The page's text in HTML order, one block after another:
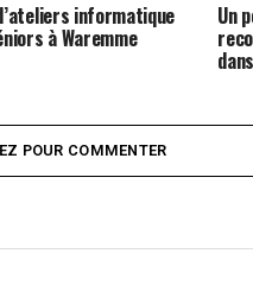
informatique
à Waremme
Un
POUR COMMENTER